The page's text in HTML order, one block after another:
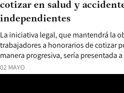
02 MAYO
La iniciativa legal, que mantendrá la
trabajadores a honorarios de cotizar
manera progresiva, sería presentada
cotizar en salud y
independientes